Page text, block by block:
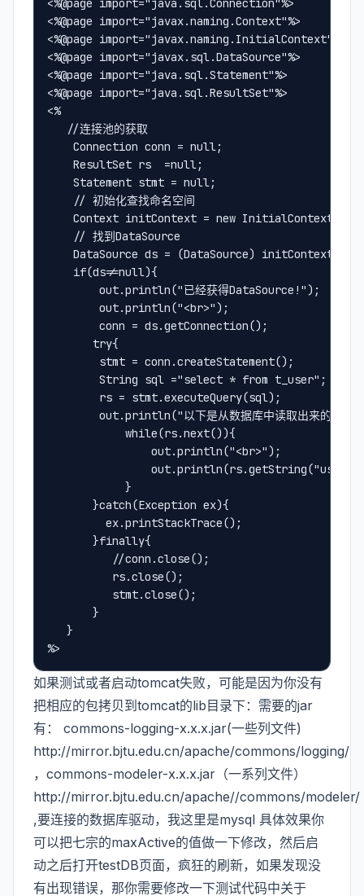
<%@page import="java.sql.Connection"%>
<%@page import="javax.naming.Context"%>
<%@page import="javax.naming.InitialContext"%>
<%@page import="javax.sql.DataSource"%>
<%@page import="java.sql.Statement"%>
<%@page import="java.sql.ResultSet"%>
<%
   //连接池的获取
    Connection conn = null;
    ResultSet rs  =null;
    Statement stmt = null;
    // 初始化查找命名空间
    Context initContext = new InitialContext();
    // 找到DataSource
DataSource ds = (DataSource)
    if(ds!=null){
        out.println("已经获得DataSource!");
        out.println("<br>");
        conn = ds.getConnection();
       try{
        stmt = conn.createStatement();
        String sql ="select * from t_user";
        rs = stmt.executeQuery(sql);
out.println("以下是从数据库中读取出来的数据
            while(rs.next()){
                out.println("<br>");
            }
       }catch(Exception ex){
         ex.printStackTrace();
       }finally{
          //conn.close();
          rs.close();
          stmt.close();
       }
   }
如果测试或者启动tomcat失败，可能是因为你没有
把相应的包拷贝到tomcat的lib目录下：需要的jar
有： commons-logging-x.x.x.jar(一些列文件)
http://mirror.bjtu.edu.cn/apache/commons/logging/
，commons-modeler-x.x.x.jar（一系列文件）
http://mirror.bjtu.edu.cn/apache//commons/modeler/
,要连接的数据库驱动，我这里是mysql 具体效果你
可以把七宗的maxActive的值做一下修改，然后启
动之后打开testDB页面，疯狂的刷新，如果发现没
有出现错误，那你需要修改一下测试代码中关于